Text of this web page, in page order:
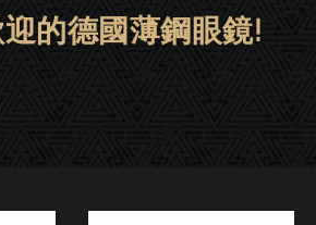
| 東門－ic_berlin-
的德國薄鋼眼鏡!